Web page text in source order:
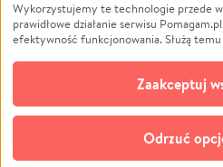
Pomoc Finansowa
Projekty
Pogrzeb
Społeczność lokalna
Kultura
Wykorzystujemy te technologie przede
prawidłowe działanie serwisu
efektywność funkcjonowania. Służą
opcjonalnych
technologii do celów analitycznych i
zgodę na ich stosowanie lub jej
możliwość zmiany swoich preferencji na
do której link znajdziesz w stopce serwisu
cookie wykorzystywane są w
Odrzuć
Zaakceptuj